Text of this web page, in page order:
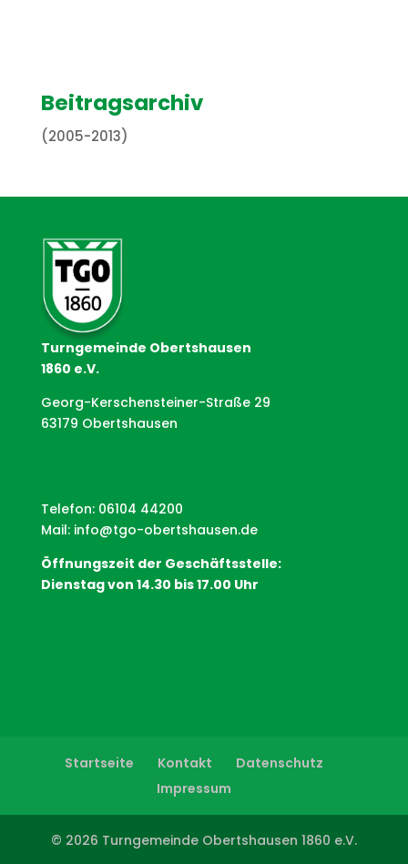
Beitragsarchiv
(2005-2013)
Turngemeinde Obertshausen
1860 e.V.
Georg-Kerschensteiner-Straße 29
63179 Obertshausen
Telefon: 06104 44200
Mail: info@tgo-obertshausen.de
Öffnungszeit der Geschäftsstelle:
Dienstag von 14.30 bis 17.00 Uhr
Startseite Kontakt
Datenschutz
Impressum
© 2026 Turngemeinde Obertshausen 1860 e.V.